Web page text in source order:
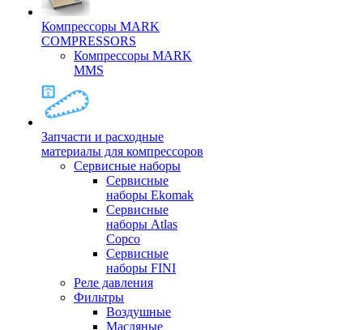
Компрессоры MARK
COMPRESSORS
Компрессоры MARK
MMS
Запчасти и расходные
материалы для компрессоров
Cервисные наборы
Сервисные
наборы Ekomak
Cервисные
наборы Atlas
Copco
Сервисные
наборы FINI
Реле давления
Фильтры
Воздушные
Масляные